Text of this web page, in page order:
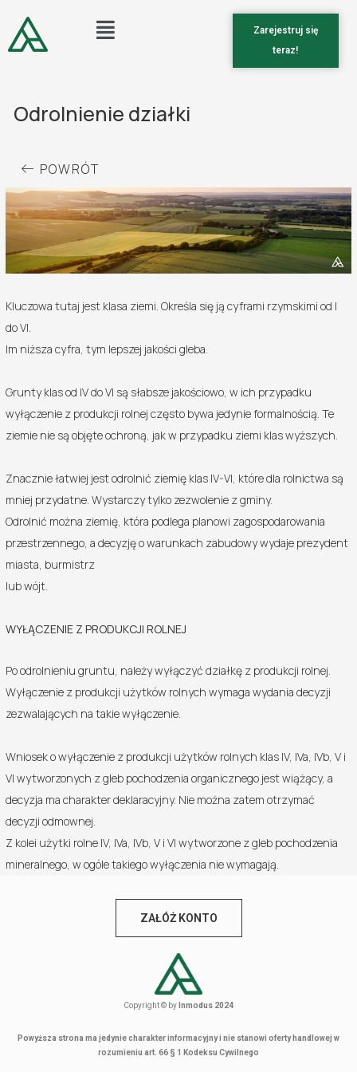
Zarejestruj się
teraz!
Odrolnienie działki
POWRÓT
Kluczowa tutaj jest klasa ziemi. Określa się ją cyframi rzymskimi od I
do VI.
Im niższa cyfra, tym lepszej jakości gleba.
Grunty klas od IV do VI są słabsze jakościowo, w ich przypadku
wyłączenie z produkcji rolnej często bywa jedynie formalnością. Te
ziemie nie są objęte ochroną, jak w przypadku ziemi klas wyższych.
Znacznie łatwiej jest odrolnić ziemię klas IV-VI, które dla rolnictwa są
mniej przydatne. Wystarczy tylko zezwolenie z gminy.
Odrolnić można ziemię, która podlega planowi zagospodarowania
przestrzennego, a decyzję o warunkach zabudowy wydaje prezydent
miasta, burmistrz
lub wójt.
WYŁĄCZENIE Z PRODUKCJI ROLNEJ
Po odrolnieniu gruntu, należy wyłączyć działkę z produkcji rolnej.
Wyłączenie z produkcji użytków rolnych wymaga wydania decyzji
zezwalających na takie wyłączenie.
Wniosek o wyłączenie z produkcji użytków rolnych klas IV, IVa, IVb, V i
VI wytworzonych z gleb pochodzenia organicznego jest wiążący, a
decyzja ma charakter deklaracyjny. Nie można zatem otrzymać
decyzji odmownej.
Z kolei użytki rolne IV, IVa, IVb, V i VI wytworzone z gleb pochodzenia
mineralnego, w ogóle takiego wyłączenia nie wymagają.
ZAŁÓŻ KONTO
Copyright © by Inmodus 2024
Powyższa strona ma jedynie charakter informacyjny i nie stanowi oferty handlowej w
rozumieniu art. 66 § 1 Kodeksu Cywilnego